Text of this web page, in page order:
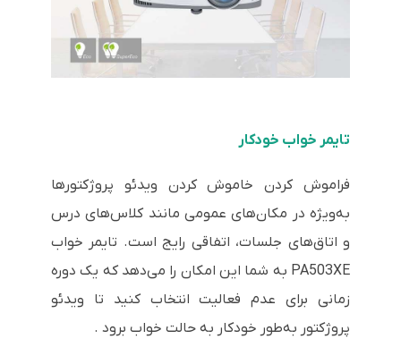
تایمر خواب خودکار
فراموش کردن خاموش کردن ویدئو پروژکتورها
به‌ویژه در مکان‌های عمومی مانند کلاس‌های درس
و اتاق‌های جلسات، اتفاقی رایج است. تایمر خواب
PA503XE به شما این امکان را می‌دهد که یک دوره
زمانی برای عدم فعالیت انتخاب کنید تا ویدئو
پروژکتور به‌طور خودکار به حالت خواب برود .